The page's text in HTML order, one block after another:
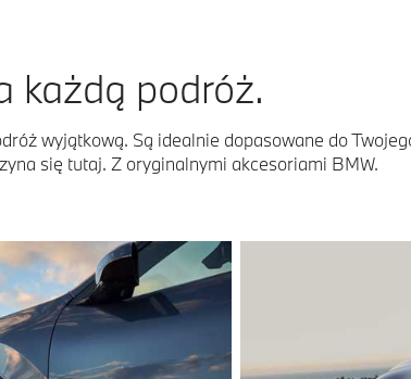
każdą podróż.
wyjątkową. Są idealnie dopasowane do
się tutaj. Z oryginalnymi akcesoriami BMW.